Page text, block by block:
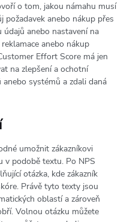
o tom, jakou námahu musí
požadavek anebo nákup přes
anebo nastavení na
anebo nákup
Effort Score má jen
na zlepšení a ochotní
systémů a zdali daná
umožnit zákazníkovi
v podobě textu. Po NPS
otázka, kde zákazník
Právě tyto texty jsou
oblastí a zároveň
Volnou otázku můžete